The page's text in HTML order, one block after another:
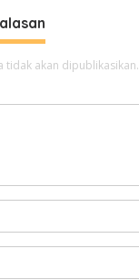
tidak akan dipublikasikan.